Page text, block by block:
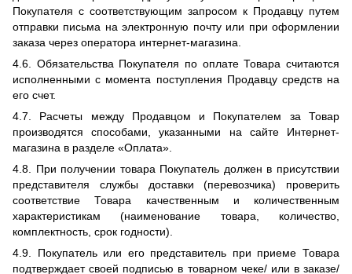
Покупателя с соответствующим запросом к Продавцу путем
отправки письма на электронную почту или при оформлении
заказа через оператора интернет-магазина.
4.6. Обязательства Покупателя по оплате Товара считаются
исполненными с момента поступления Продавцу средств на
его счет.
4.7. Расчеты между Продавцом и Покупателем за Товар
производятся способами, указанными на сайте Интернет-
магазина в разделе «Оплата».
4.8. При получении товара Покупатель должен в присутствии
представителя службы доставки (перевозчика) проверить
соответствие Товара качественным и количественным
характеристикам (наименование товара, количество,
комплектность, срок годности).
4.9. Покупатель или его представитель при приеме Товара
подтверждает своей подписью в товарном чеке/ или в заказе/